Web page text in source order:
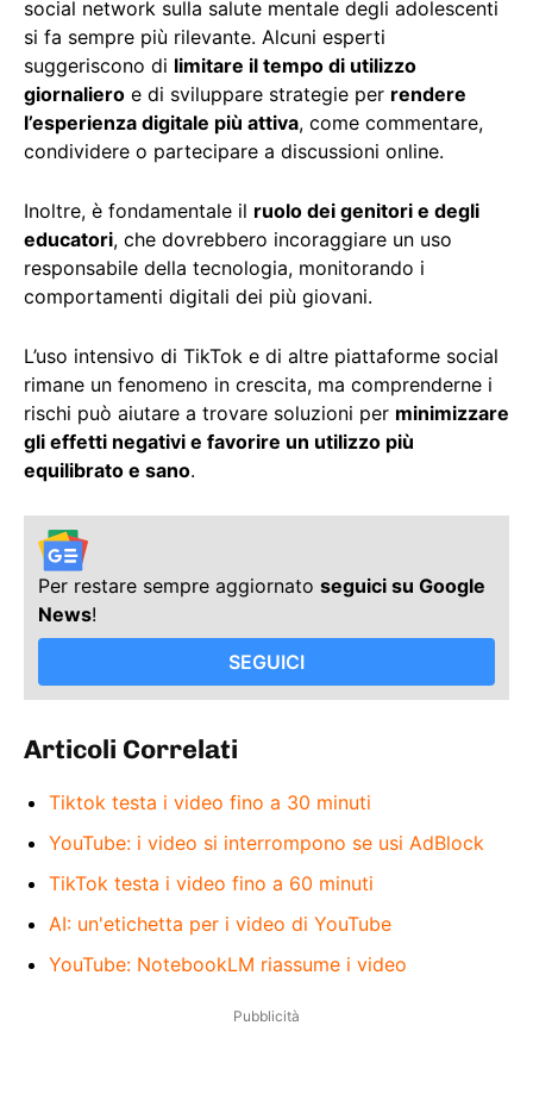
social network sulla salute mentale degli adolescenti
si fa sempre più rilevante. Alcuni esperti
suggeriscono di limitare il tempo di utilizzo
giornaliero e di sviluppare strategie per rendere
l’esperienza digitale più attiva, come commentare,
condividere o partecipare a discussioni online.
Inoltre, è fondamentale il ruolo dei genitori e degli
educatori, che dovrebbero incoraggiare un uso
responsabile della tecnologia, monitorando i
comportamenti digitali dei più giovani.
L’uso intensivo di TikTok e di altre piattaforme social
rimane un fenomeno in crescita, ma comprenderne i
rischi può aiutare a trovare soluzioni per minimizzare
gli effetti negativi e favorire un utilizzo più
equilibrato e sano.
Per restare sempre aggiornato seguici su Google
News!
SEGUICI
Articoli Correlati
Tiktok testa i video fino a 30 minuti
YouTube: i video si interrompono se usi AdBlock
TikTok testa i video fino a 60 minuti
AI: un'etichetta per i video di YouTube
YouTube: NotebookLM riassume i video
Pubblicità